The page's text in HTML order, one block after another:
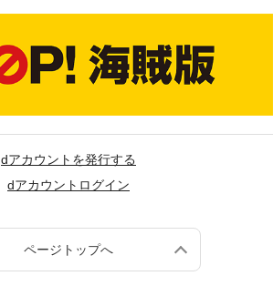
dアカウントを発行する
dアカウントログイン
ページトップへ